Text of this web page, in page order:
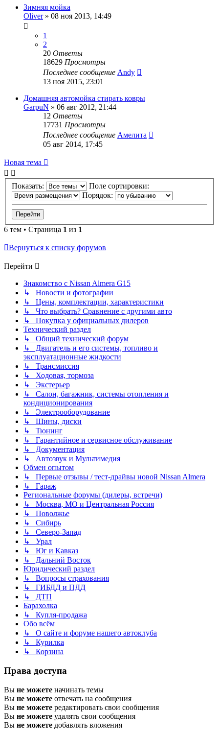
Зимняя мойка
Oliver» 08 ноя 2013, 14:49
1
2
20 Ответы
18629 Просмотры
Последнее сообщение Andy
13 ноя 2015, 23:01
Домашняя автомойка стирать ковры
GarpuN » 06 авг 2012, 21:44
12 Ответы
17731 Просмотры
Последнее сообщение Амелита
05 авг 2014, 17:45
Новая тема
Показать:
Поле сортировки:
Порядок:
6 тем • Страница 1 из 1
Вернуться к списку форумов
Перейти
Знакомство с Nissan Almera G15
↳ Новости и фотографии
↳ Цены, комплектации, характеристики
↳ Что выбрать? Сравнение с другими авто
↳ Покупка у официальных дилеров
Технический раздел
↳ Общий технический форум
↳ Двигатель и его системы, топливо и
эксплуатационные жидкости
↳ Трансмиссия
↳ Ходовая, тормоза
↳ Экстерьер
↳ Салон, багажник, системы отопления и
кондиционирования
↳ Электрооборудование
↳ Шины, диски
↳ Тюнинг
↳ Гарантийное и сервисное обслуживание
↳ Документация
↳ Автозвук и Мультимедия
Обмен опытом
↳ Первые отзывы / тест-драйвы новой Nissan Almera
↳ Гараж
Региональные форумы (дилеры, встречи)
↳ Москва, МО и Центральная Россия
↳ Поволжье
↳ Сибирь
↳ Северо-Запад
↳ Урал
↳ Юг и Кавказ
↳ Дальний Восток
Юридический раздел
↳ Вопросы страхования
↳ ГИБДД и ПДД
↳ ДТП
Барахолка
↳ Купля-продажа
Обо всём
↳ О сайте и форуме нашего автоклуба
↳ Курилка
↳ Корзина
Права доступа
Вы не можете начинать темы
Вы не можете отвечать на сообщения
Вы не можете редактировать свои сообщения
Вы не можете удалять свои сообщения
Вы не можете добавлять вложения